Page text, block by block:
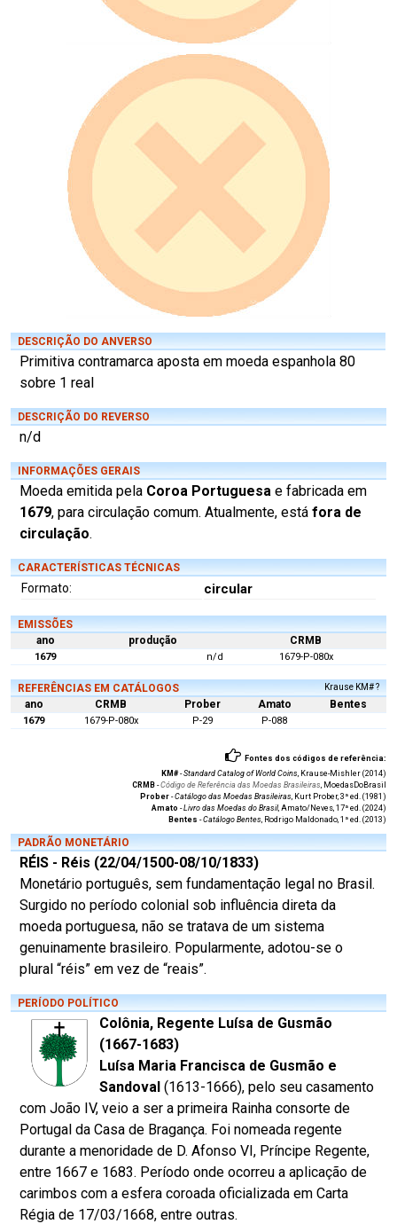
DESCRIÇÃO DO ANVERSO
Primitiva contramarca aposta em moeda espanhola 80
sobre 1 real
DESCRIÇÃO DO REVERSO
n/d
INFORMAÇÕES GERAIS
Moeda emitida pela Coroa Portuguesa e fabricada em
1679, para circulação comum. Atualmente, está fora de
circulação.
CARACTERÍSTICAS TÉCNICAS
Formato: circular
EMISSÕES
ano
produção CRMB
1679 n/d 1679-P-080x
REFERÊNCIAS EM CATÁLOGOS Krause KM# ?
ano CRMB Prober Amato Bentes
1679 1679-P-080x P-29 P-088
Fontes dos códigos de referência:
KM#-Standard Catalog of World Coins, Krause-Mishler (2014)
CRMB -Código de Referência das Moedas Brasileiras, MoedasDoBrasil
Prober -Catálogo das Moedas Brasileiras, Kurt Prober, 3ª ed. (1981)
Amato -Livro das Moedas do Brasil, Amato/Neves, 17ª ed. (2024)
Bentes -Catálogo Bentes, Rodrigo Maldonado, 1ª ed. (2013)
PADRÃO MONETÁRIO
RÉIS - Réis (22/04/1500-08/10/1833)
Monetário português, sem fundamentação legal no Brasil.
Surgido no período colonial sob influência direta da
moeda portuguesa, não se tratava de um sistema
genuinamente brasileiro. Popularmente, adotou-se o
plural “réis” em vez de “reais”.
PERÍODO POLÍTICO
Colônia, Regente Luísa de Gusmão
(1667-1683)
Luísa Maria Francisca de Gusmão e
Sandoval (1613-1666), pelo seu casamento
com João IV, veio a ser a primeira Rainha consorte de
Portugal da Casa de Bragança. Foi nomeada regente
durante a menoridade de D. Afonso VI, Príncipe Regente,
entre 1667 e 1683. Período onde ocorreu a aplicação de
carimbos com a esfera coroada oficializada em Carta
Régia de 17/03/1668, entre outras.